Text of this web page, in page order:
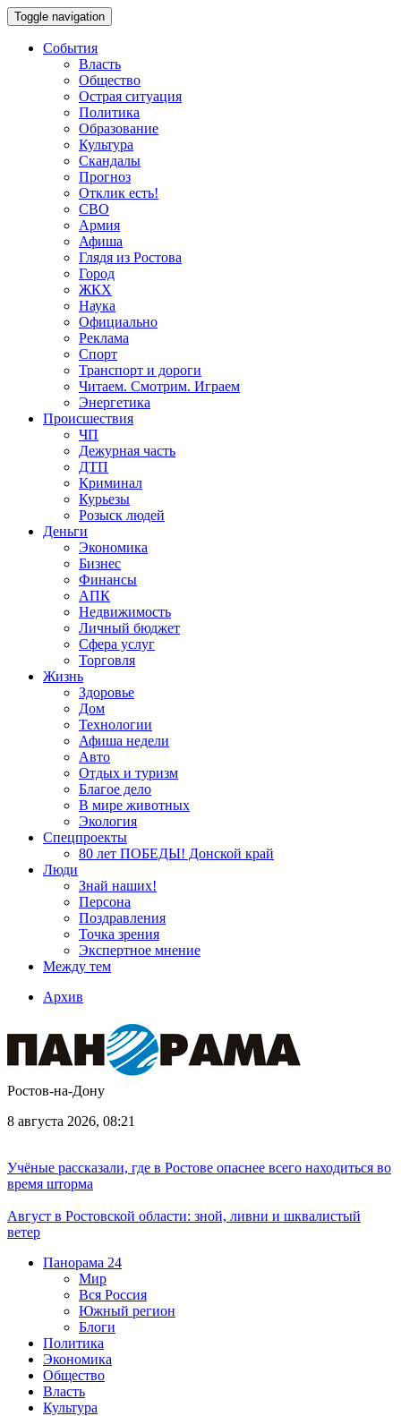
Toggle navigation
События
Власть
Общество
Острая ситуация
Политика
Образование
Культура
Скандалы
Прогноз
Отклик есть!
СВО
Армия
Афиша
Глядя из Ростова
Город
ЖКХ
Наука
Официально
Реклама
Спорт
Транспорт и дороги
Читаем. Смотрим. Играем
Энергетика
Происшествия
ЧП
Дежурная часть
ДТП
Криминал
Курьезы
Розыск людей
Деньги
Экономика
Бизнес
Финансы
АПК
Недвижимость
Личный бюджет
Сфера услуг
Торговля
Жизнь
Здоровье
Дом
Технологии
Афиша недели
Авто
Отдых и туризм
Благое дело
В мире животных
Экология
Спецпроекты
80 лет ПОБЕДЫ! Донской край
Люди
Знай наших!
Персона
Поздравления
Точка зрения
Экспертное мнение
Между тем
Архив
Ростов-на-Дону
8 августа 2026, 08:21
Учёные рассказали, где в Ростове опаснее всего находиться во
время шторма
Август в Ростовской области: зной, ливни и шквалистый
ветер
Панорама 24
Мир
Вся Россия
Южный регион
Блоги
Политика
Экономика
Общество
Власть
Культура